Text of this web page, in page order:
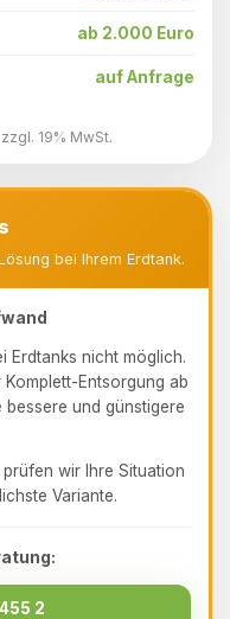
ab 2.000 Euro
auf Anfrage
19% MwSt.
bei Ihrem Erdtank.
Erdtanks nicht möglich.
Entsorgung ab
bessere und günstigere
prüfen wir Ihre Situation
Variante.
2